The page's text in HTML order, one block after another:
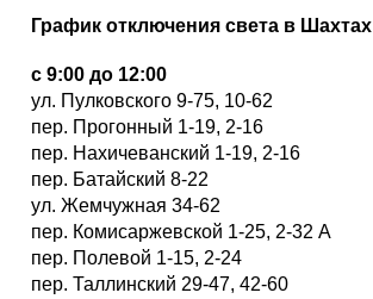
График отключения света в Шахтах
с 9:00 до 12:00
ул. Пулковского 9-75, 10-62
пер. Прогонный 1-19, 2-16
пер. Нахичеванский 1-19, 2-16
пер. Батайский 8-22
ул. Жемчужная 34-62
пер. Комисаржевской 1-25, 2-32 А
пер. Полевой 1-15, 2-24
пер. Таллинский 29-47, 42-60